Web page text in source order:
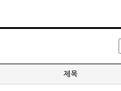
제 목